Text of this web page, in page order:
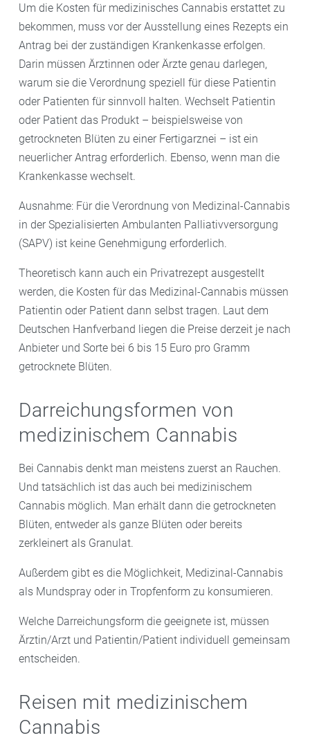
Um die Kosten für medizinisches Cannabis erstattet zu
bekommen, muss vor der Ausstellung eines Rezepts ein
Antrag bei der zuständigen Krankenkasse erfolgen.
Darin müssen Ärztinnen oder Ärzte genau darlegen,
warum sie die Verordnung speziell für diese Patientin
oder Patienten für sinnvoll halten. Wechselt Patientin
oder Patient das Produkt – beispielsweise von
getrockneten Blüten zu einer Fertigarznei – ist ein
neuerlicher Antrag erforderlich. Ebenso, wenn man die
Krankenkasse wechselt.
Ausnahme: Für die Verordnung von Medizinal-Cannabis
in der Spezialisierten Ambulanten Palliativversorgung
(SAPV) ist keine Genehmigung erforderlich.
Theoretisch kann auch ein Privatrezept ausgestellt
werden, die Kosten für das Medizinal-Cannabis müssen
Patientin oder Patient dann selbst tragen. Laut dem
Deutschen Hanfverband liegen die Preise derzeit je nach
Anbieter und Sorte bei 6 bis 15 Euro pro Gramm
getrocknete Blüten.
Darreichungsformen von
medizinischem Cannabis
Bei Cannabis denkt man meistens zuerst an Rauchen.
Und tatsächlich ist das auch bei medizinischem
Cannabis möglich. Man erhält dann die getrockneten
Blüten, entweder als ganze Blüten oder bereits
zerkleinert als Granulat.
Außerdem gibt es die Möglichkeit, Medizinal-Cannabis
als Mundspray oder in Tropfenform zu konsumieren.
Welche Darreichungsform die geeignete ist, müssen
Ärztin/Arzt und Patientin/Patient individuell gemeinsam
entscheiden.
Reisen mit medizinischem
Cannabis